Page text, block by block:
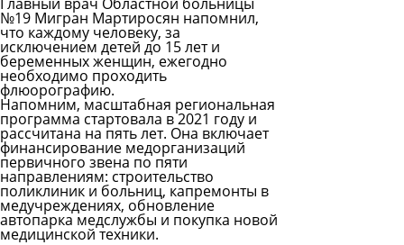
№19 Мигран Мартиросян напомнил,
что каждому человеку, за
исключением детей до 15 лет и
беременных женщин, ежегодно
необходимо проходить
флюорографию.
Напомним, масштабная региональная
программа стартовала в 2021 году и
рассчитана на пять лет. Она включает
финансирование медорганизаций
первичного звена по пяти
направлениям: строительство
поликлиник и больниц, капремонты в
медучреждениях, обновление
автопарка медслужбы и покупка новой
медицинской техники.